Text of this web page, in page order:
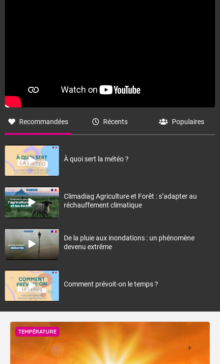
Recommandées Récents Populaires
À quoi sert la météo ?
Climadiag Agriculture et Forêt : s’adapter au
réchauffement climatique
De la pluie aux inondations : un phénomène
devenu extrême
Comment prévoit-on le temps ?
TEMPÉRATURE